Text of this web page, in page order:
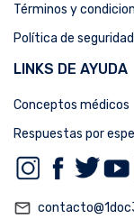
Términos y
Política de seguridad
LINKS DE AYUDA
Conceptos médicos
Respuestas por
mail_outline